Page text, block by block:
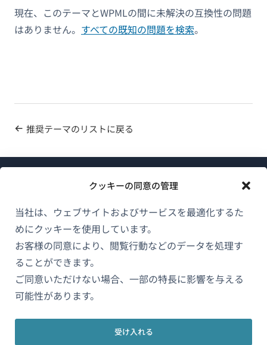
クッキーの同意の管理
当社は、ウェブサイトおよびサービスを最適化するた
めにクッキーを使用しています。
お客様の同意により、閲覧行動などのデータを処理す
ることができます。
ご同意いただけない場合、一部の特長に影響を与える
可能性があります。
受け入れる
現在、このテーマとWPMLの間に未解決の互換性の問題
はありません。 すべての既知の問題を検索。
推奨テーマのリストに戻る
WPMLについて
GDPRおよびプライバシーポリシー
チームに参加（新
し
い
し
い
し